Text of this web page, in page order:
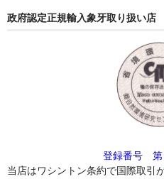
政府認定正規輸入象牙取り扱い店
登録番号 第
当店はワシントン条約で国際取引